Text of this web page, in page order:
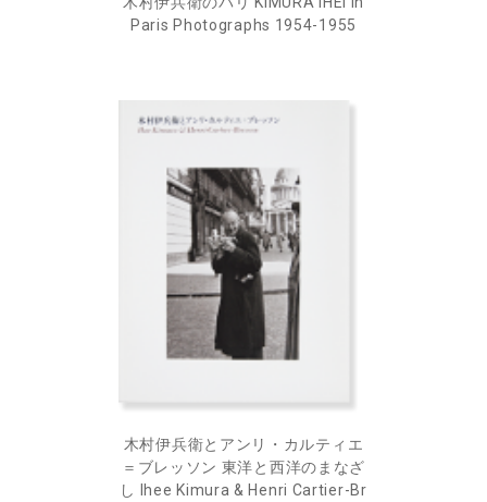
Paris Photographs 1954-1955
木村伊兵衛とアンリ・カルティエ
＝ブレッソン 東洋と西洋のまなざ
し Ihee Kimura & Henri Cartier-Br